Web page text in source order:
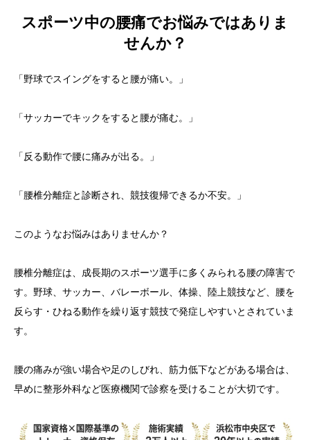
スポーツ中の腰痛でお悩みではありま
せんか？
「野球でスイングをすると腰が痛い。」
「サッカーでキックをすると腰が痛む。」
「反る動作で腰に痛みが出る。」
「腰椎分離症と診断され、競技復帰できるか不安。」
このようなお悩みはありませんか？
腰椎分離症は、成長期のスポーツ選手に多くみられる腰の障害で
す。野球、サッカー、バレーボール、体操、陸上競技など、腰を
反らす・ひねる動作を繰り返す競技で発症しやすいとされていま
す。
腰の痛みが強い場合や足のしびれ、筋力低下などがある場合は、
早めに整形外科など医療機関で診察を受けることが大切です。